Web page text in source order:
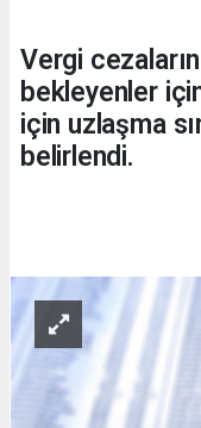
Vergi
bekleyenler
için uzlaşma
belirlendi.